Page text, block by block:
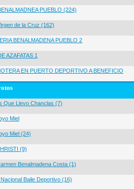
PUEBLO (224)
de la Cruz (162)
BENALMADENA PUEBLO 2
AZAFATAS 1
EN PUERTO DEPORTIVO A BENEFICIO
Que Llevo Chanclas (7)
Miel
Miel (24)
(9)
Benalmadena Costa (1)
Baile Deportivo (16)